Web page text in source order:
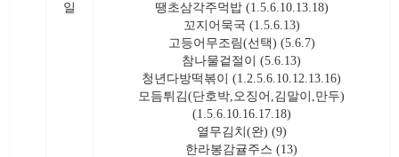
일
땡초삼각주먹밥 (1.5.6.10.13.18)
꼬지어묵국 (1.5.6.13)
고등어무조림(선택) (5.6.7)
참나물겉절이 (5.6.13)
청년다방떡볶이 (1.2.5.6.10.12.13.16)
모듬튀김(단호박,오징어,김말이,만두)
(1.5.6.10.16.17.18)
열무김치(완) (9)
한라봉감귤주스 (13)